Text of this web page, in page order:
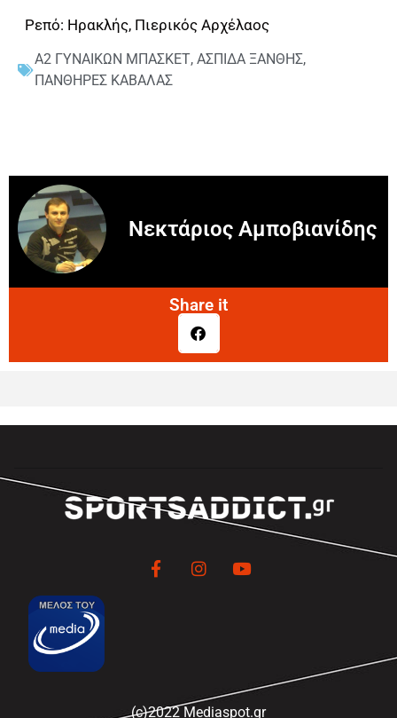
Ρεπό: Ηρακλής, Πιερικός Αρχέλαος
Α2 ΓΥΝΑΙΚΩΝ ΜΠΑΣΚΕΤ, ΑΣΠΙΔΑ ΞΑΝΘΗΣ,
ΠΑΝΘΗΡΕΣ ΚΑΒΑΛΑΣ
Νεκτάριος Αμποβιανίδης
Share it
(c)2022 Mediaspot.gr